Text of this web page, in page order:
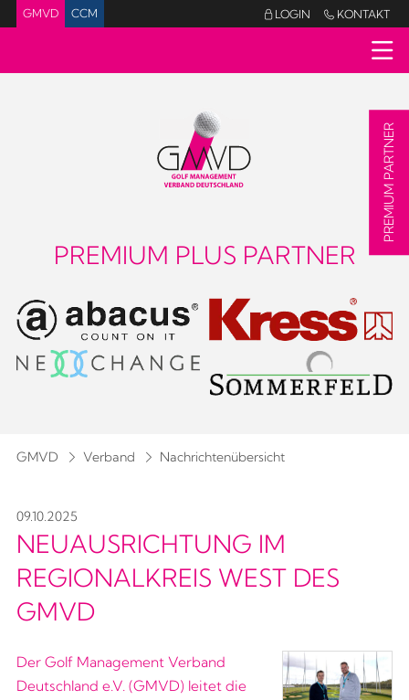
GMVD CCM LOGIN  KONTAKT
PREMIUM PLUS PARTNER
GMVD Verband Nachrichtenübersicht
09.10.2025
NEUAUSRICHTUNG IM
REGIONALKREIS WEST DES
GMVD
Der Golf Management Verband
Deutschland e.V. (GMVD) leitet die
PREMIUM PARTNER